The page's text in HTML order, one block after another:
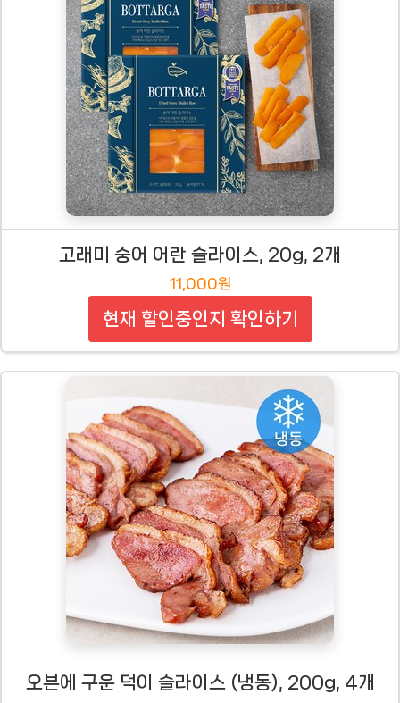
고래미 숭어 어란 슬라이스, 20g, 2개
11,000원
현재 할인중인지 확인하기
오븐에 구운 덕이 슬라이스 (냉동), 200g, 4개